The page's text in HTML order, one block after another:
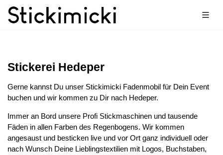
Stickerei Hedeper
Gerne kannst Du unser Stickimicki Fadenmobil für Dein Event
buchen und wir kommen zu Dir nach Hedeper.
Immer an Bord unsere Profi Stickmaschinen und tausende
Fäden in allen Farben des Regenbogens. Wir kommen
angesaust und besticken live und vor Ort ganz individuell oder
nach Wunsch Deine Lieblingstextilien mit Logos, Buchstaben,